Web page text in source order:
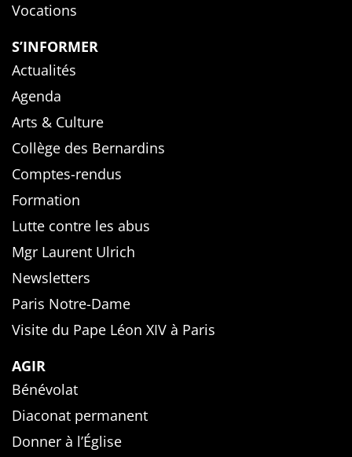
Vocations
S’INFORMER
Actualités
Agenda
Arts & Culture
Collège des Bernardins
Comptes-rendus
Formation
Lutte contre les abus
Mgr Laurent Ulrich
Newsletters
Paris Notre-Dame
Visite du Pape Léon XIV à Paris
AGIR
Bénévolat
Diaconat permanent
Donner à l’Église